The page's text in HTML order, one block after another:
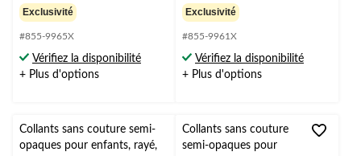
étoile(s)
sur
5.
Exclusivité
#855-9965X
Vérifiez la disponibilité
+ Plus d'options
étoile(s)
sur
5.
Exclusivité
#855-9961X
Vérifiez la disponibilité
+ Plus d'options
Collants sans couture semi-
opaques pour enfants, rayé,
Collants sans couture
semi-opaques pour